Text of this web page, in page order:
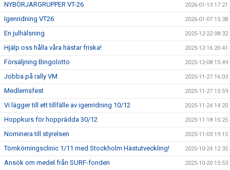
NYBÖRJARGRUPPER VT-26 2026-01-13 17:21
Igenridning VT26 2026-01-07 15:38
En julhälsning 2025-12-22 08:32
Hjälp oss hålla våra hästar friska! 2025-12-16 20:41
Försäljning Bingolotto 2025-12-08 15:49
Jobba på rally VM 2025-11-27 16:03
Medlemsfest 2025-11-27 15:59
Vi lägger till ett tillfälle av igenridning 10/12 2025-11-24 14:20
Hoppkurs för hopprädda 30/12 2025-11-18 15:25
Nominera till styrelsen 2025-11-03 19:15
Tömkörningsclinic 1/11 med Stockholm Hästutveckling! 2025-10-24 12:35
Ansök om medel från SURF-fonden 2025-10-20 15:53